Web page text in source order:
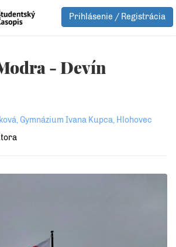
Prihlásenie / Registrácia
- Devín
Gymnázium Ivana Kupca, Hlohovec